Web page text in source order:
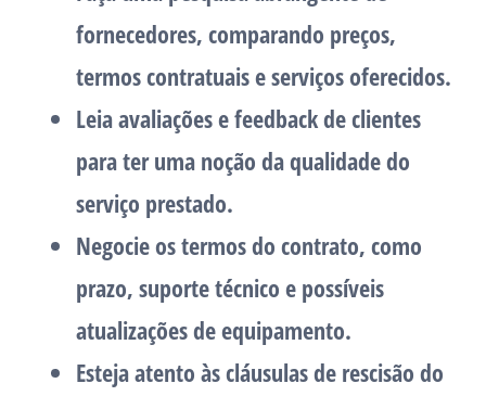
fornecedores, comparando preços,
termos contratuais e serviços oferecidos.
Leia avaliações e feedback de clientes
para ter uma noção da qualidade do
serviço prestado.
Negocie os termos do contrato, como
prazo, suporte técnico e possíveis
atualizações de equipamento.
Esteja atento às cláusulas de rescisão do